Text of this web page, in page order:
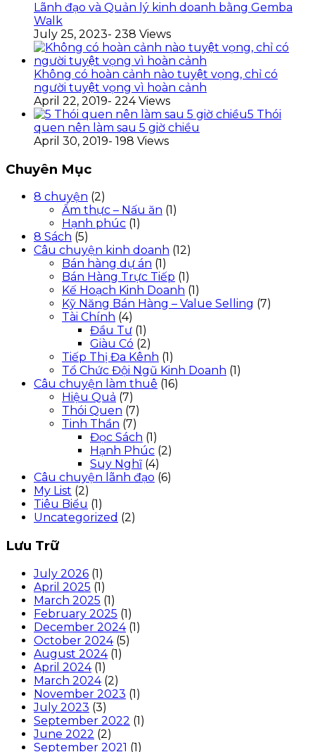
Lãnh đạo và Quản lý kinh doanh bằng Gemba
Walk
July 25, 2023- 238 Views
Không có hoàn cảnh nào tuyệt vọng, chỉ có
người tuyệt vọng vì hoàn cảnh
April 22, 2019- 224 Views
5 Thói
quen nên làm sau 5 giờ chiều
April 30, 2019- 198 Views
Chuyên Mục
8 chuyện (2)
Ẩm thực – Nấu ăn (1)
Hạnh phúc (1)
8 Sách (5)
Câu chuyện kinh doanh (12)
Bán hàng dự án (1)
Bán Hàng Trực Tiếp (1)
Kế Hoạch Kinh Doanh (1)
Kỹ Năng Bán Hàng – Value Selling (7)
Tài Chính (4)
Đầu Tư (1)
Giàu Có (2)
Tiếp Thị Đa Kênh (1)
Tổ Chức Đội Ngũ Kinh Doanh (1)
Câu chuyện làm thuê (16)
Hiệu Quả (7)
Thói Quen (7)
Tinh Thần (7)
Đọc Sách (1)
Hạnh Phúc (2)
Suy Nghĩ(4)
Câu chuyện lãnh đạo (6)
My List (2)
Tiêu Biểu (1)
Uncategorized (2)
Lưu Trữ
July 2026 (1)
April 2025 (1)
March 2025 (1)
February 2025 (1)
December 2024(1)
October 2024(5)
August 2024(1)
April 2024(1)
March 2024(2)
November 2023 (1)
July 2023 (3)
September 2022 (1)
June 2022 (2)
September 2021 (1)